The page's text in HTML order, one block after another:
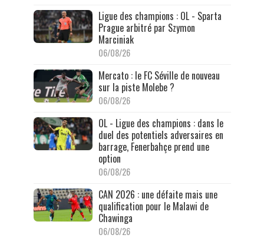
Ligue des champions : OL - Sparta
Prague arbitré par Szymon
Marciniak
06/08/26
Mercato : le FC Séville de nouveau
sur la piste Molebe ?
06/08/26
OL - Ligue des champions : dans le
duel des potentiels adversaires en
barrage, Fenerbahçe prend une
option
06/08/26
CAN 2026 : une défaite mais une
qualification pour le Malawi de
Chawinga
06/08/26